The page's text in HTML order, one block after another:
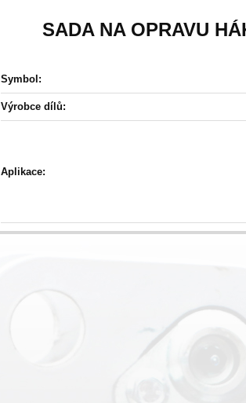
SADA NA OPRAVU
Symbol:
Výrobce dílů:
Aplikace: